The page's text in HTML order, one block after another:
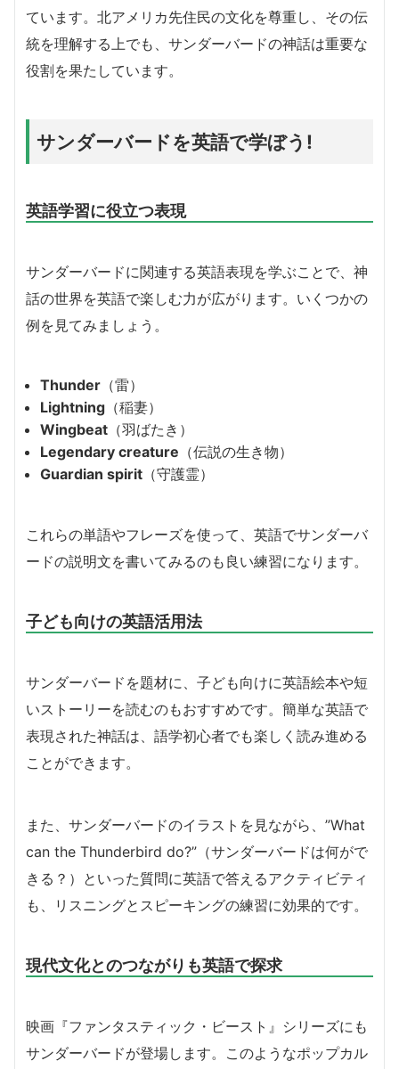
ています。北アメリカ先住民の文化を尊重し、その伝
統を理解する上でも、サンダーバードの神話は重要な
役割を果たしています。
サンダーバードを英語で学ぼう!
英語学習に役立つ表現
サンダーバードに関連する英語表現を学ぶことで、神
話の世界を英語で楽しむ力が広がります。いくつかの
例を見てみましょう。
Thunder （雷）
Lightning （稲妻）
Wingbeat （羽ばたき）
Legendary creature （伝説の生き物）
Guardian spirit （守護霊）
これらの単語やフレーズを使って、英語でサンダーバ
ードの説明文を書いてみるのも良い練習になります。
子ども向けの英語活用法
サンダーバードを題材に、子ども向けに英語絵本や短
いストーリーを読むのもおすすめです。簡単な英語で
表現された神話は、語学初心者でも楽しく読み進める
ことができます。
また、サンダーバードのイラストを見ながら、”What
can the Thunderbird do?”（サンダーバードは何がで
きる？）といった質問に英語で答えるアクティビティ
も、リスニングとスピーキングの練習に効果的です。
現代文化とのつながりも英語で探求
映画『ファンタスティック・ビースト』シリーズにも
サンダーバードが登場します。このようなポップカル